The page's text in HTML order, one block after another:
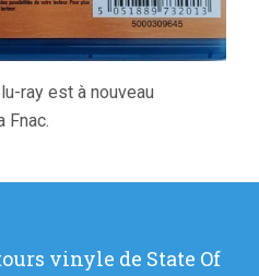
ray est à nouveau
Fnac.
vinyle de State Of